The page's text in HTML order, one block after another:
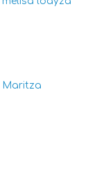
Maritza